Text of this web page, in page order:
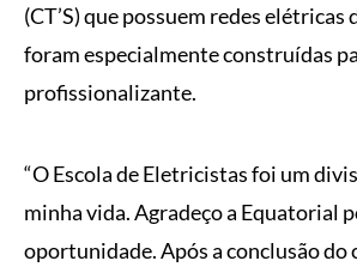
(CT’S) que possuem redes elétricas
foram especialmente construídas
profissionalizante.
“O Escola de Eletricistas foi um
minha vida. Agradeço a Equatorial
oportunidade. Após a conclusão